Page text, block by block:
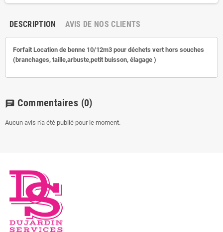
DESCRIPTION AVIS DE NOS CLIENTS
Forfait Location de benne 10/12m3 pour déchets vert hors souches
(branchages, taille,arbuste,petit buisson, élagage )
chat Commentaires (0)
Aucun avis n'a été publié pour le moment.